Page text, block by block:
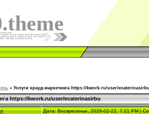
» Услуги крауд-маркетинга https://kwork.ru/user/
https://kwork.ru/user/ecaterinasirbu
Дата: Воскресенье, 2026-02-22, 7:21 PM |